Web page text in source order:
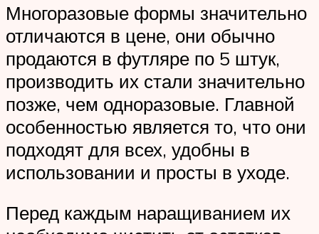
Многоразовые формы значительно
отличаются в цене, они обычно
продаются в футляре по 5 штук,
производить их стали значительно
позже, чем одноразовые. Главной
особенностью является то, что они
подходят для всех, удобны в
использовании и просты в уходе.
Перед каждым наращиванием их